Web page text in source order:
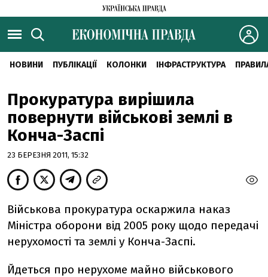
НОВИНИ ПУБЛІКАЦІЇ КОЛОНКИ ІНФРАСТРУКТУРА
Прокуратура вирішила
повернути військові землі в
Конча-Заспі
23 БЕРЕЗНЯ 2011, 15:32
Військова прокуратура оскаржила наказ
Міністра оборони від 2005 року щодо передачі
нерухомості та землі у Конча-Заспі.
Йдеться про нерухоме майно військового